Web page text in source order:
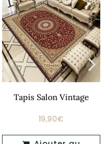
Tapis Salon Vintage
Prix
19,90€